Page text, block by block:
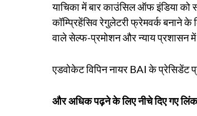
याचिका में बार काउंसिल ऑफ इंडिया को
कॉम्प्रिहेंसिव रेगुलेटरी फ्रेमवर्क बनाने के
वाले सेल्फ-प्रमोशन और न्याय प्रशासन
एडवोकेट विपिन नायर BAI के प्रेसिडेंट
और अधिक पढ़ने के लिए नीचे दिए गए